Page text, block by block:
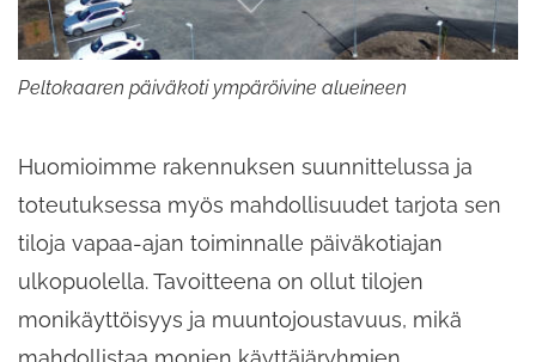
Peltokaaren päiväkoti ympäröivine alueineen
Huomioimme rakennuksen suunnittelussa ja
toteutuksessa myös mahdollisuudet tarjota sen
tiloja vapaa-ajan toiminnalle päiväkotiajan
ulkopuolella. Tavoitteena on ollut tilojen
monikäyttöisyys ja muuntojoustavuus, mikä